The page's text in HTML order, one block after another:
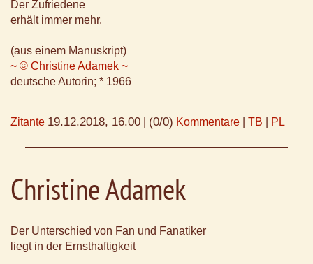
Der Zufriedene
erhält immer mehr.
(aus einem Manuskript)
~ © Christine Adamek ~
deutsche Autorin; * 1966
Zitante 19.12.2018, 16.00 (0/0) Kommentare TB PL
Christine Adamek
Der Unterschied von Fan und Fanatiker
liegt in der Ernsthaftigkeit